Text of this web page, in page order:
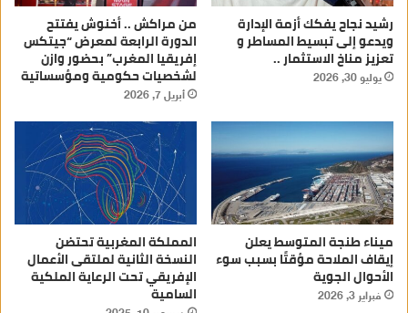
رشيد نجاح يفكك أزمة الإدارة
ويدعو إلى تبسيط المساطر و
تعزيز مناخ الاستثمار ..
يوليو 30, 2026
من مراكش .. أخنوش يفتتح
الدورة الرابعة لمعرض “جيتكس
إفريقيا المغرب” بحضور وازن
لشخصيات حكومية ومؤسساتية
أبريل 7, 2026
ميناء طنجة المتوسط يعلن
إيقاف الملاحة مؤقتًا بسبب سوء
الأحوال الجوية
فبراير 3, 2026
المملكة المغربية تحتضن
النسخة الثانية لملتقى الأعمال
الإفريقي تحت الرعاية الملكية
السامية